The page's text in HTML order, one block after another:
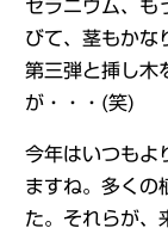
ゼラニウム、も
びて、茎もかな
第三弾と挿し木
が・・・(笑)
今年はいつもよ
ますね。多くの
た。それらが、